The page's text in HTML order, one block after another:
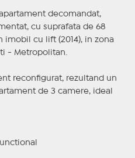
decomandat,
cu suprafata de 68
imobil cu lift (2014), in zona
- Metropolitan.
reconfigurat, rezultand un
de 3 camere, ideal